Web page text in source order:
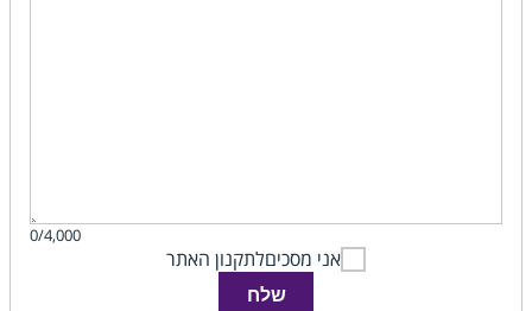
0/4,000
אני מסכיםלתקנון האתר
שלח